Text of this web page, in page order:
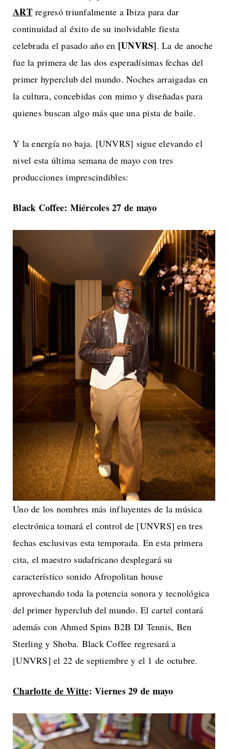
ARTregresó triunfalmente a Ibiza para dar
continuidad al éxito de su inolvidable fiesta
celebrada el pasado año en [UNVRS]. La de anoche
fue la primera de las dos esperadísimas fechas del
primer hyperclub del mundo. Noches arraigadas en
la cultura, concebidas con mimo y diseñadas para
quienes buscan algo más que una pista de baile.
Y la energía no baja. [UNVRS] sigue elevando el
nivel esta última semana de mayo con tres
producciones imprescindibles:
Black Coffee: Miércoles 27 de mayo
Uno de los nombres más influyentes de la música
electrónica tomará el control de [UNVRS] en tres
fechas exclusivas esta temporada. En esta primera
cita, el maestro sudafricano desplegará su
característico sonido Afropolitan house
aprovechando toda la potencia sonora y tecnológica
del primer hyperclub del mundo. El cartel contará
además con Ahmed Spins B2B DJ Tennis, Ben
Sterling y Shoba. Black Coffee regresará a
[UNVRS] el 22 de septiembre y el 1 de octubre.
Charlotte de Witte: Viernes 29 de mayo